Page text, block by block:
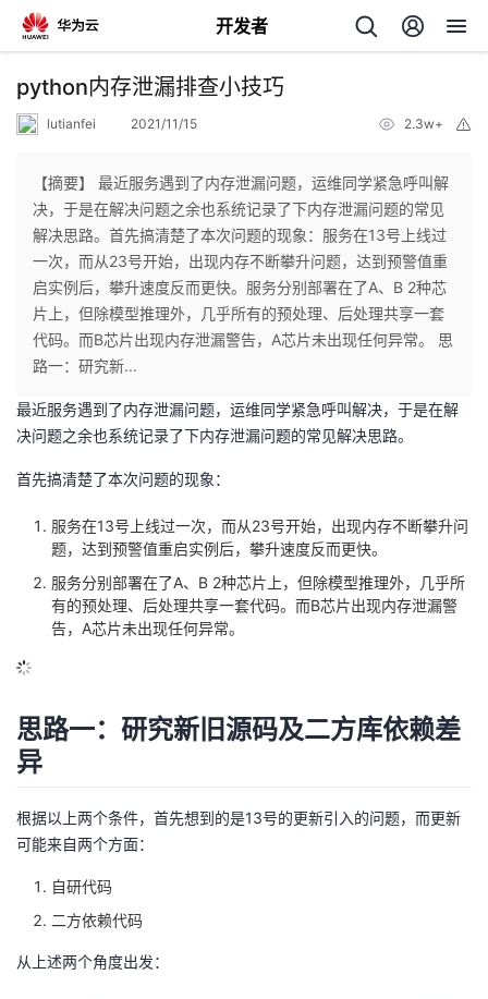
开发者
返
个
人
主
页
我
的
开
发
者
我
的
客
我
论
的
子
我
直
播
的
活
我
的
我
的
开
发
者
我
课
程
的
认
我
的
我
我
的
Programs
我
的
支
的
术
支
我
云
声
python内存泄漏排查小技巧
lutianfei 2021/11/15 2.3w+
【摘要】 最近服务遇到了内存泄漏问题，运维同学紧急呼叫解
决，于是在解决问题之余也系统记录了下内存泄漏问题的常见
解决思路。首先搞清楚了本次问题的现象：服务在13号上线过
一次，而从23号开始，出现内存不断攀升问题，达到预警值重
启实例后，攀升速度反而更快。服务分别部署在了A、B 2种芯
片上，但除模型推理外，几乎所有的预处理、后处理共享一套
代码。而B芯片出现内存泄漏警告，A芯片未出现任何异常。 思
路一：研究新...
最近服务遇到了内存泄漏问题，运维同学紧急呼叫解决，于是在解
决问题之余也系统记录了下内存泄漏问题的常见解决思路。
首先搞清楚了本次问题的现象：
服务在13号上线过一次，而从23号开始，出现内存不断攀升问
题，达到预警值重启实例后，攀升速度反而更快。
服务分别部署在了A、B 2种芯片上，但除模型推理外，几乎所
有的预处理、后处理共享一套代码。而B芯片出现内存泄漏警
告，A芯片未出现任何异常。
思路一：研究新旧源码及二方库依赖差
异
根据以上两个条件，首先想到的是13号的更新引入的问题，而更新
可能来自两个方面：
自研代码
二方依赖代码
从上述两个角度出发：